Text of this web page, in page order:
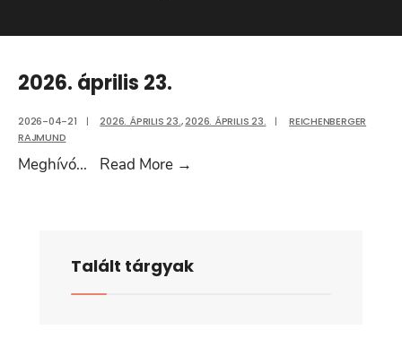
2026. április 23.
2026-04-21 | 2026. ÁPRILIS 23.,2026. ÁPRILIS 23. |
REICHENBERGER
RAJMUND
Meghívó... Read More →
Talált tárgyak